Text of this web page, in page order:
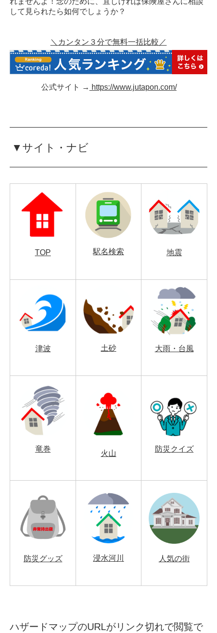
して見られたら如何でしょうか？
＼カンタン３分で無料一括比較／
公式サイト → https://www.jutapon.com/
▼サイト・ナビ
TOP 駅名検索 地震
津波 土砂 大雨・台風
竜巻
火山
防災クイズ
防災グッズ 浸水河川 人気の街
ハザードマップのURLがリンク切れで閲覧で